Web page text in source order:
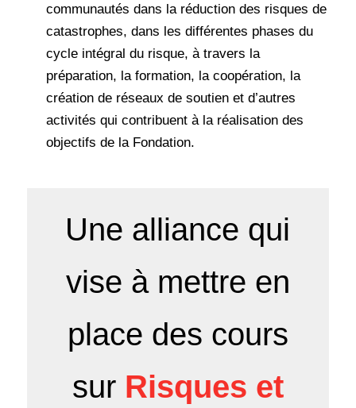
communautés dans la réduction des risques de
catastrophes, dans les différentes phases du
cycle intégral du risque, à travers la
préparation, la formation, la coopération, la
création de réseaux de soutien et d’autres
activités qui contribuent à la réalisation des
objectifs de la Fondation.
Une alliance qui
vise à mettre en
place des cours
sur Risques et